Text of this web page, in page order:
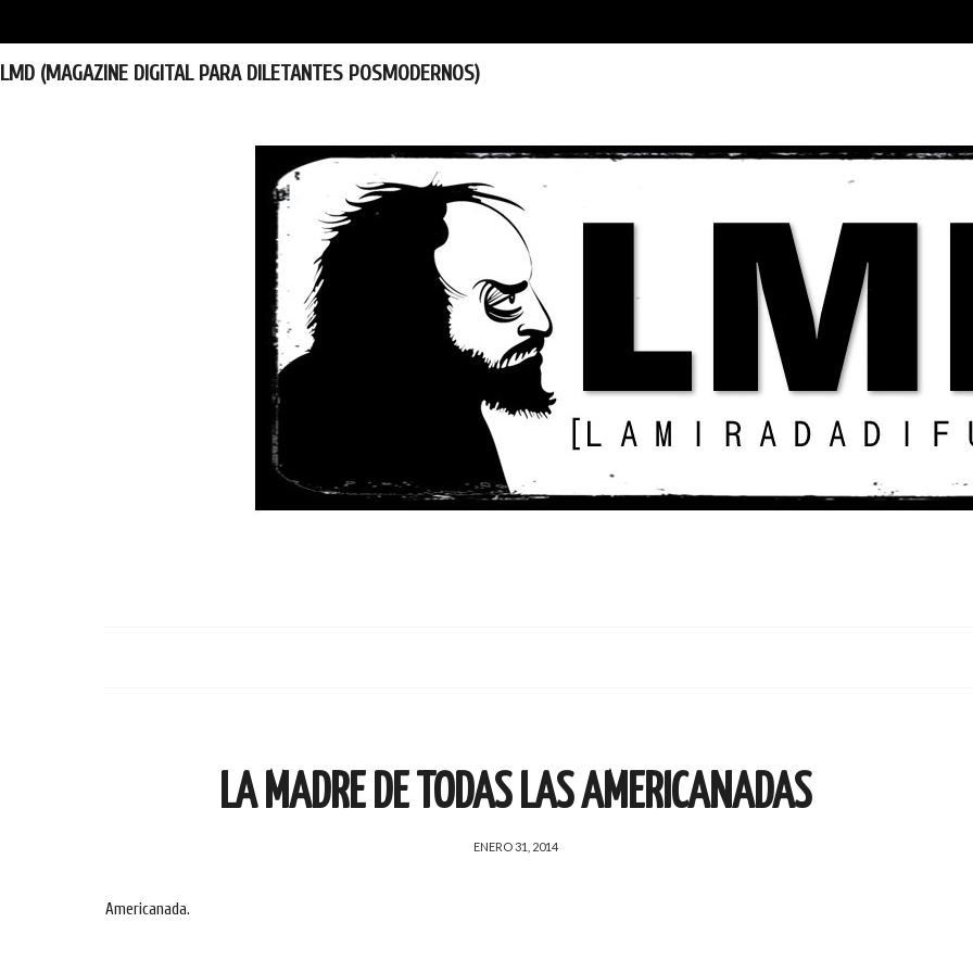
LMD (MAGAZINE DIGITAL PARA DILETANTES POSMODERNOS)
LA MADRE DE TODAS LAS AMERICANADAS
ENERO 31, 2014
Americanada.